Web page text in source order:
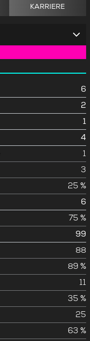
KARRIERE
6
2
1
4
1
3
25 %
6
75 %
99
88
89 %
11
35 %
25
63 %